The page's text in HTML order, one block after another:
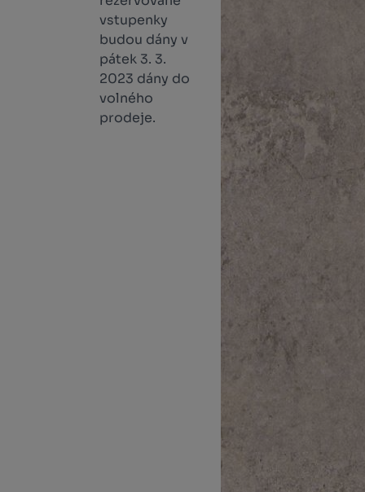
vstupenky
budou dány v
pátek 3. 3.
2023 dány do
volného
prodeje.